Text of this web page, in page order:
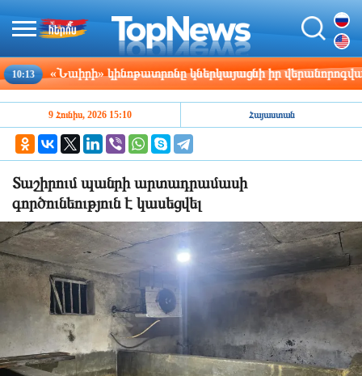
«Նաիրի» կինոթատրոնը կներկայացնի իր վերանորոգված
9 Հունիս, 2026 15:10 Հայաստան
Տաշիրում պանրի արտադրամասի
գործունեություն է կասեցվել